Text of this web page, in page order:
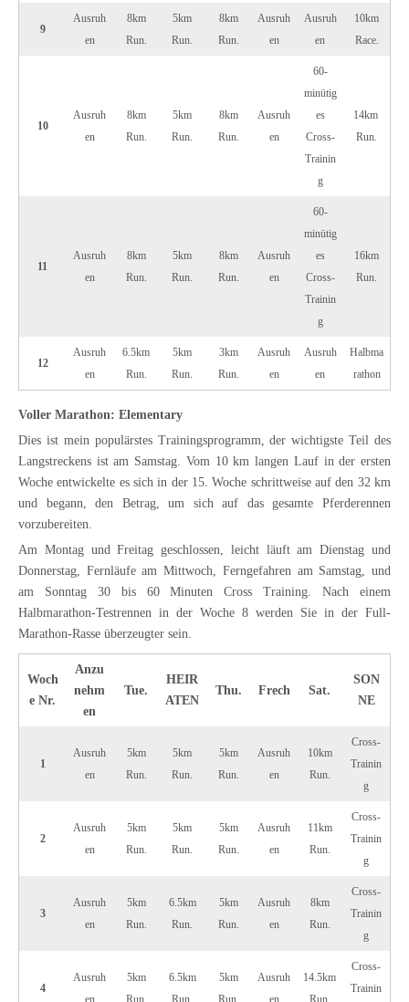
9
Ausruh
en
8km
Run.
5km
Run.
8km
Run.
Ausruh
en
Ausruh
en
10km
Race.
10
Ausruh
en
8km
Run.
5km
Run.
8km
Run.
Ausruh
en
60-
minütig
es
Cross-
Trainin
g
14km ​​
Run.
11
Ausruh
en
8km
Run.
5km
Run.
8km
Run.
Ausruh
en
60-
minütig
es
Cross-
Trainin
g
16km
Run.
12
Ausruh
en
6.5km
Run.
5km
Run.
3km
Run.
Ausruh
en
Ausruh
en
Halbma
rathon
Voller Marathon: Elementary
Dies ist mein populärstes Trainingsprogramm, der wichtigste Teil des
Langstreckens ist am Samstag. Vom 10 km langen Lauf in der ersten
Woche entwickelte es sich in der 15. Woche schrittweise auf den 32 km
und begann, den Betrag, um sich auf das gesamte Pferderennen
vorzubereiten.
Am Montag und Freitag geschlossen, leicht läuft am Dienstag und
Donnerstag, Fernläufe am Mittwoch, Ferngefahren am Samstag, und
am Sonntag 30 bis 60 Minuten Cross Training. Nach einem
Halbmarathon-Testrennen in der Woche 8 werden Sie in der Full-
Marathon-Rasse überzeugter sein.
Woch
e Nr.
Anzu
nehm
en
Tue.
HEIR
ATEN
Thu. Frech Sat.
SON
NE
1
Ausruh
en
5km
Run.
5km
Run.
5km
Run.
Ausruh
en
10km
Run.
Cross-
Trainin
g
2
Ausruh
en
5km
Run.
5km
Run.
5km
Run.
Ausruh
en
11km
Run.
Cross-
Trainin
g
3
Ausruh
en
5km
Run.
6.5km
Run.
5km
Run.
Ausruh
en
8km
Run.
Cross-
Trainin
g
4
Ausruh
5km
6.5km
5km
Ausruh
14.5km
Cross-
Trainin